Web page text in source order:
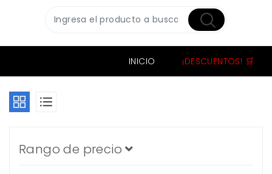
INICIO ¡DESCUENTOS! 🛒
Rango de precio